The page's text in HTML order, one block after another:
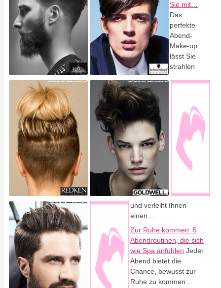
Sie mit…
Das
perfekte
Abend-
Make-up
lässt Sie
strahlen
und verleiht Ihnen
einen…
Zur Ruhe kommen: 5
Abendroutinen, die sich
wie Spa anfühlen Jeder
Abend bietet die
Chance, bewusst zur
Ruhe zu kommen…